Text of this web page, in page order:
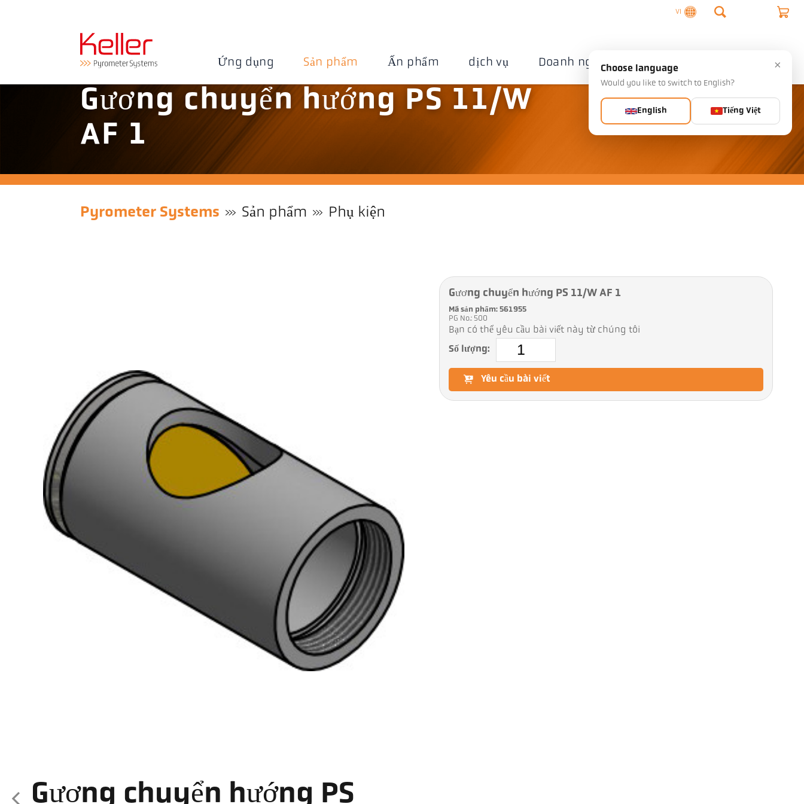
VI
Ứng dụng Sản phẩm Ấn phẩm dịch vụ Doanh nghiệp Liên hệ
Gương chuyển hướng PS 11/W
AF 1
Pyrometer Systems Sản phẩm Phụ kiện
Gương chuyển hướng PS
Gương chuyển hướng PS 11/W AF 1
Mã sản phẩm: 561955
PG No.: 500
Bạn có thể yêu cầu bài viết này từ chúng tôi
Số lượng:
Yêu cầu bài viết
×
Choose language
Would you like to switch to English?
English Tiếng Việt